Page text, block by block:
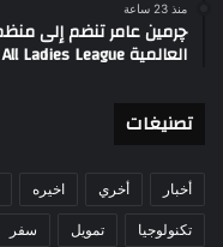
منذ 23 ساعة
العالمية All Ladies League عن الإعلام الرقمي والتجارة الإلكترونية
تصنيغات
أخبار أخري اخيره
تكنولوجيا تمويل سفر